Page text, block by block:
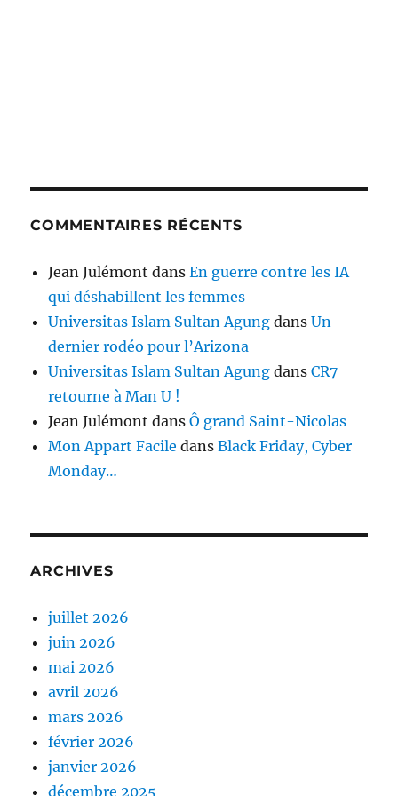
COMMENTAIRES RÉCENTS
Jean Julémont dansEn guerre contre les IA
qui déshabillent les femmes
Universitas Islam Sultan Agung dansUn
dernier rodéo pour l’Arizona
Universitas Islam Sultan Agung dansCR7
retourne à Man U !
Jean Julémont dansÔ grand Saint-Nicolas
Mon Appart Facile dansBlack Friday, Cyber
Monday…
ARCHIVES
juillet 2026
juin 2026
mai 2026
avril 2026
mars 2026
février 2026
janvier 2026
décembre 2025